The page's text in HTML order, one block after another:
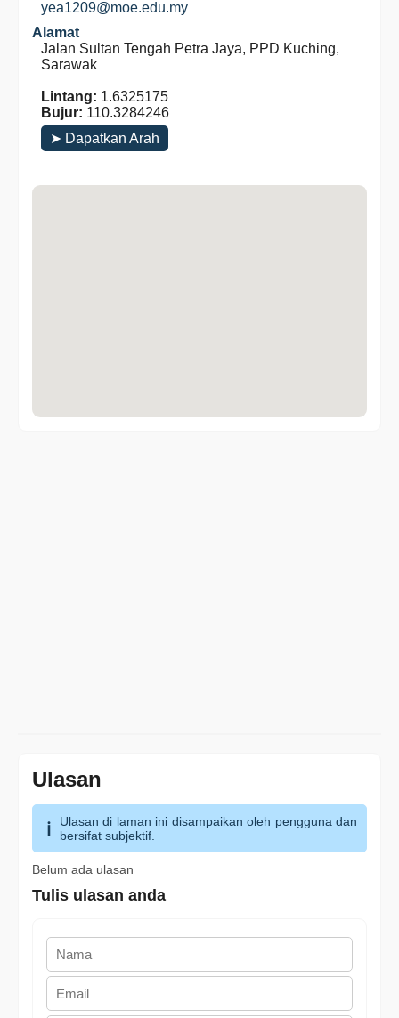
yea1209@moe.edu.my
Alamat
Jalan Sultan Tengah Petra Jaya, PPD Kuching,
Sarawak
Lintang: 1.6325175
Bujur: 110.3284246
➤ Dapatkan Arah
Ulasan
Ulasan di laman ini disampaikan oleh pengguna dan
bersifat subjektif.
Belum ada ulasan
Tulis ulasan anda